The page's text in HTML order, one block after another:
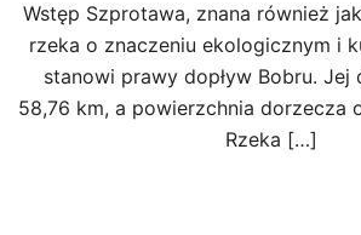
Wstęp Szprotawa, znana również
rzeka o znaczeniu ekologicznym i
stanowi prawy dopływ Bobru. Jej
58,76 km, a powierzchnia dorzecza
Rzeka […]